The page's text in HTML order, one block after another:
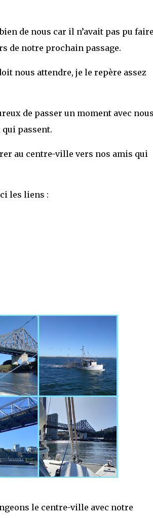
de nous car il n’avait pas pu faire
de notre prochain passage.
nous attendre, je le repère assez
de passer un moment avec
passent.
au centre-ville vers nos amis qui
les liens :
le centre-ville avec notre